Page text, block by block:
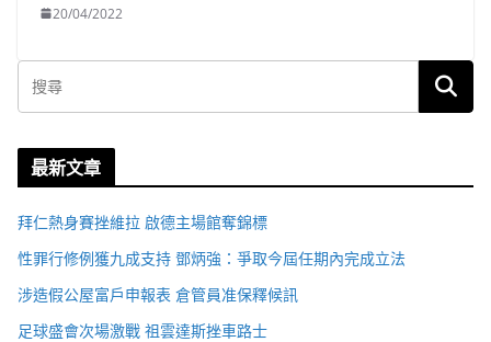
20/04/2022
最新文章
拜仁熱身賽挫維拉 啟德主場館奪錦標
性罪行修例獲九成支持 鄧炳強：爭取今屆任期內完成立法
涉造假公屋富戶申報表 倉管員准保釋候訊
足球盛會次場激戰 祖雲達斯挫車路士